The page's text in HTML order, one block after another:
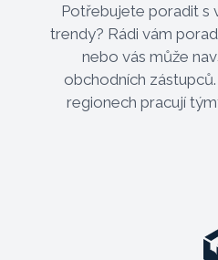
Potřebujete poradit s
trendy? Rádi vám
nebo vás může
obchodních
regionech pracují